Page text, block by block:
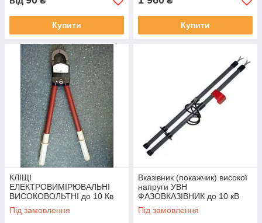
Купити Купити
КЛІЩІ
ЕЛЕКТРОВИМІРЮВАЛЬНІ
ВИСОКОВОЛЬТНІ до 10 Кв
(колібровані зІ зберігання)
Під замовлення
Вказівник (покажчик) високої
напруги УВН
ФАЗОВКАЗІВНИК до 10 кВ
світло-звукова індикація
Під замовлення